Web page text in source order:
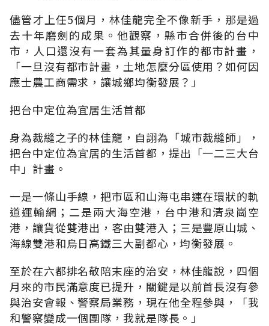
儘管才上任5個月，林佳龍完全不像新手，那是過
去十年磨劍的成果。他觀察，縣市合併後的台中
市，人口還沒有一套為其量身訂作的都市計畫，
「一旦沒有都市計畫，土地怎麼分區使用？如何因
應士農工商需求，讓城鄉均衡發展？」
把台中定位為宜居生活首都
身為裁縫之子的林佳龍，自詡為「城市裁縫師」，
把台中定位為宜居的生活首都，提出「一二三大台
中」計畫。
一是一條山手線，把市區和山海屯串連在環狀的軌
道運輸網；二是兩大海空港，台中港和清泉崗空
港，讓貨從雙港出，客由雙港入；三是豐原山城、
海線雙港和烏日高鐵三大副都心，均衡發展。
至於在六都排名敬陪末座的治安，林佳龍說，四個
月來的市民滿意度已提升，關鍵是以前首長沒有參
與治安會報、警察局業務，現在他全程參與，「我
和警察變成一個團隊，我就是隊長。」